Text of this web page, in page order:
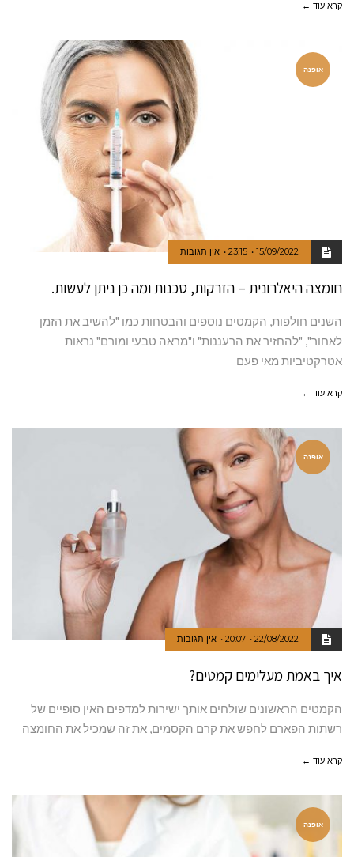
קרא עוד ←
אופנה
15/09/2022
23:15 אין תגובות
חומצה היאלרונית – הזרקות, סכנות ומה כן ניתן לעשות.
השנים חולפות, הקמטים נוספים והבטחות כמו "להשיב את הזמן
לאחור", "להחזיר את הרעננות" ו"מראה טבעי ומורם" נראות
אטרקטיביות מאי פעם
קרא עוד ←
אופנה
22/08/2022
20:07 אין תגובות
איך באמת מעלימים קמטים?
הקמטים הראשונים שולחים אותך ישירות למדפים האין סופיים של
רשתות הפארם לחפש את קרם הקסמים, את זה שמכיל את החומצה
קרא עוד ←
אופנה